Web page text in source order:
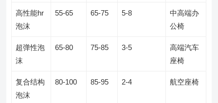
高性能hr
泡沫
55-65 65-75 5-8
中高端办
公椅
超弹性泡
沫
65-80 75-85 3-5
高端汽车
座椅
复合结构
泡沫
80-100 85-95 2-4 航空座椅